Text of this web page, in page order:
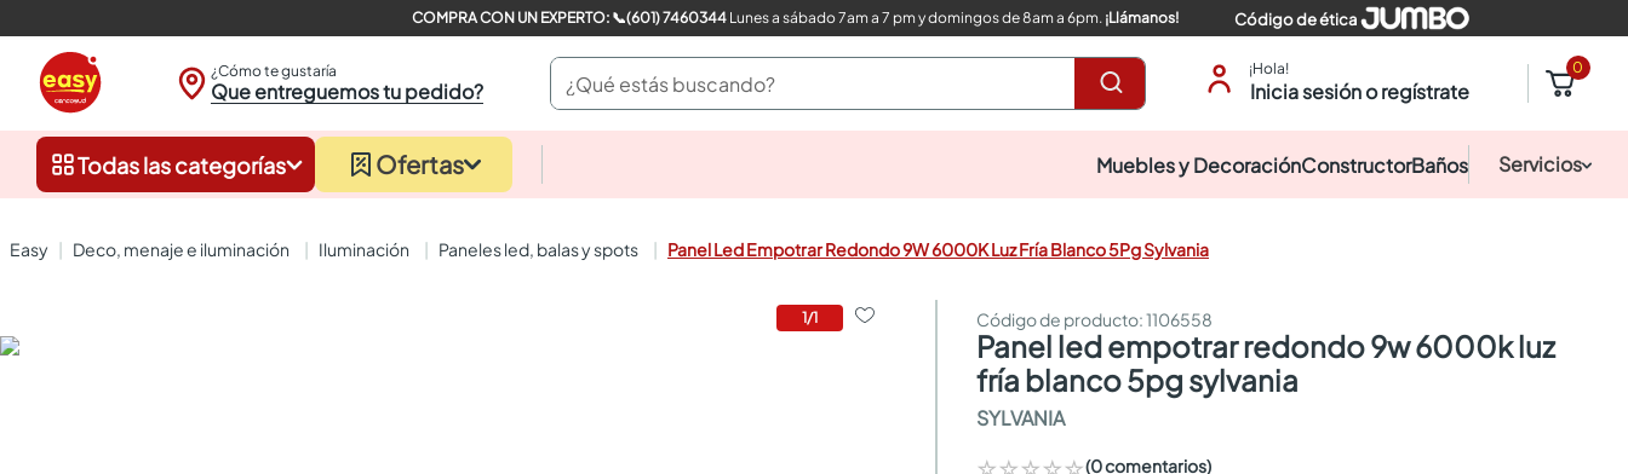
COMPRA CON UN EXPERTO: 📞(601) 7460344Lunes a sábado 7am a 7 pm y domingos de 8am a 6pm. ¡Llámanos! Código de ética
¿Cómo te gustaría
Que entreguemos tu pedido?
¿Qué estás buscando? ¡Hola!
Inicia sesión o regístrate
0
Todas las categorías Ofertas Muebles y DecoraciónConstructorBaños Servicios
deco, menaje e iluminación iluminación paneles led, balas y spots Panel Led Empotrar Redondo 9W 6000K Luz Fría Blanco 5Pg Sylvania
1/1 :1106558
panel led empotrar redondo 9w 6000k luz
fría blanco 5pg sylvania
SYLVANIA
☆☆☆☆☆(0 comentarios)
closet
sanitarios